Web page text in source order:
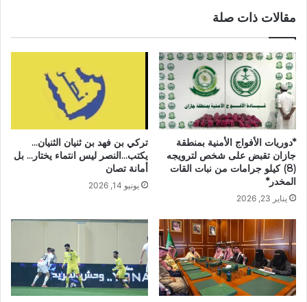
مقالات ذات صلة
*دوريات الأفواج الأمنية بمنطقة
جازان تقبض على شخص لترويجه
(8) كيلو جرامات من نبات القات
المخدر*
يناير 23, 2026
تركي بن فهد بن ثنيان الثنيان…
يكتب…النصر ليس انتماء يختار… بل
أمانة تصان
يونيو 14, 2026